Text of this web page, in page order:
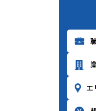
経営者